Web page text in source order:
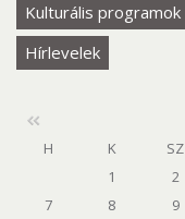
Kulturális programok
Hírlevelek
H K SZ
1
2
7
8 9